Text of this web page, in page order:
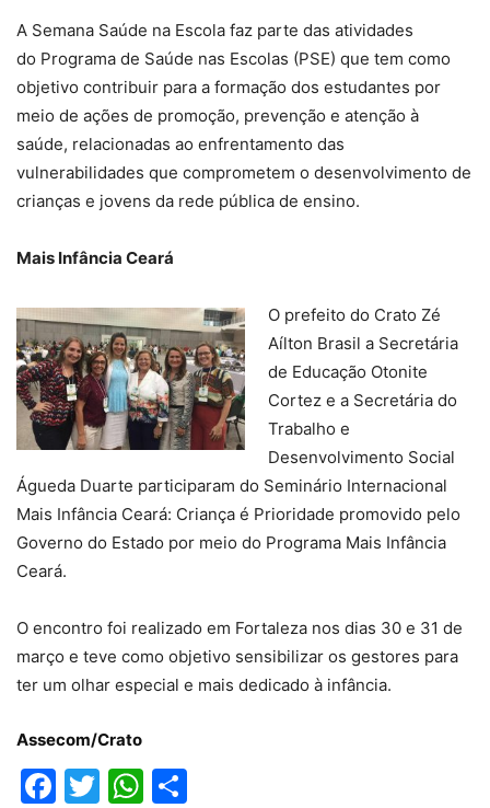
A Semana Saúde na Escola faz parte das atividades
do Programa de Saúde nas Escolas (PSE) que tem como
objetivo contribuir para a formação dos estudantes por
meio de ações de promoção, prevenção e atenção à
saúde, relacionadas ao enfrentamento das
vulnerabilidades que comprometem o desenvolvimento de
crianças e jovens da rede pública de ensino.
Mais Infância Ceará
O prefeito do Crato Zé
Aílton Brasil a Secretária
de Educação Otonite
Cortez e a Secretária do
Trabalho e
Desenvolvimento Social
Águeda Duarte participaram do Seminário Internacional
Mais Infância Ceará: Criança é Prioridade promovido pelo
Governo do Estado por meio do Programa Mais Infância
Ceará.
O encontro foi realizado em Fortaleza nos dias 30 e 31 de
março e teve como objetivo sensibilizar os gestores para
ter um olhar especial e mais dedicado à infância.
Assecom/Crato
Facebook
TwitterWhatsApp